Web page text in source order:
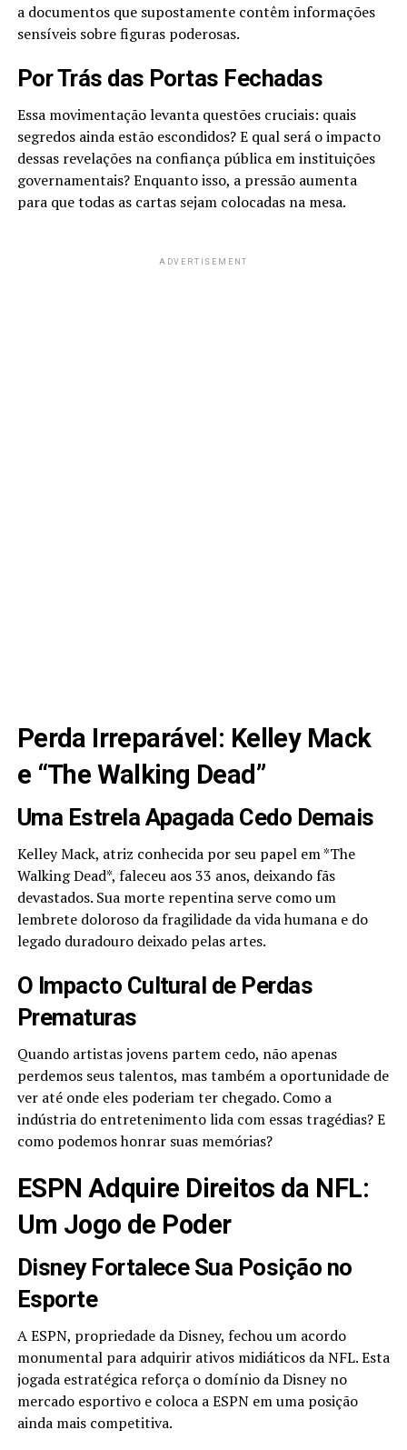
a documentos que supostamente contêm informações
sensíveis sobre figuras poderosas.
Por Trás das Portas Fechadas
Essa movimentação levanta questões cruciais: quais
segredos ainda estão escondidos? E qual será o impacto
dessas revelações na confiança pública em instituições
governamentais? Enquanto isso, a pressão aumenta
para que todas as cartas sejam colocadas na mesa.
ADVERTISEMENT
Perda Irreparável: Kelley Mack
e “The Walking Dead”
Uma Estrela Apagada Cedo Demais
Kelley Mack, atriz conhecida por seu papel em *The
Walking Dead*, faleceu aos 33 anos, deixando fãs
devastados. Sua morte repentina serve como um
lembrete doloroso da fragilidade da vida humana e do
legado duradouro deixado pelas artes.
O Impacto Cultural de Perdas
Prematuras
Quando artistas jovens partem cedo, não apenas
perdemos seus talentos, mas também a oportunidade de
ver até onde eles poderiam ter chegado. Como a
indústria do entretenimento lida com essas tragédias? E
como podemos honrar suas memórias?
ESPN Adquire Direitos da NFL:
Um Jogo de Poder
Disney Fortalece Sua Posição no
Esporte
A ESPN, propriedade da Disney, fechou um acordo
monumental para adquirir ativos midiáticos da NFL. Esta
jogada estratégica reforça o domínio da Disney no
mercado esportivo e coloca a ESPN em uma posição
ainda mais competitiva.